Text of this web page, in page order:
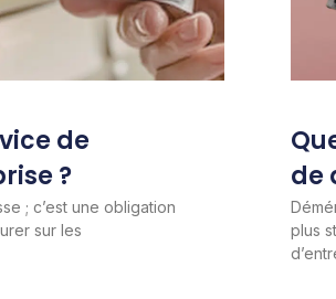
de
?
; c’est une obligation
sur les
de
plus